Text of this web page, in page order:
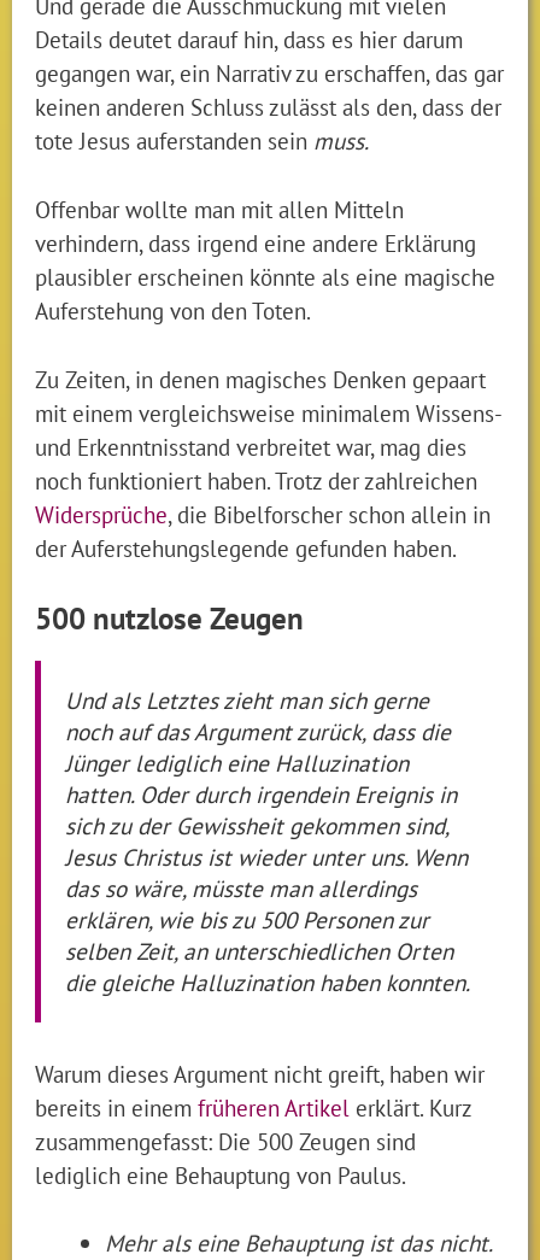
Details deutet darauf hin, dass es hier darum
gegangen war, ein Narrativ zu erschaffen, das gar
keinen anderen Schluss zulässt als den, dass der
tote Jesus auferstanden sein muss.
Offenbar wollte man mit allen Mitteln
verhindern, dass irgend eine andere Erklärung
plausibler erscheinen könnte als eine magische
Auferstehung von den Toten.
Zu Zeiten, in denen magisches Denken gepaart
mit einem vergleichsweise minimalem Wissens-
und Erkenntnisstand verbreitet war, mag dies
noch funktioniert haben. Trotz der zahlreichen
Widersprüche, die Bibelforscher schon allein in
der Auferstehungslegende gefunden haben.
500 nutzlose Zeugen
Und als Letztes zieht man sich gerne
noch auf das Argument zurück, dass die
Jünger lediglich eine Halluzination
hatten. Oder durch irgendein Ereignis in
sich zu der Gewissheit gekommen sind,
Jesus Christus ist wieder unter uns. Wenn
das so wäre, müsste man allerdings
erklären, wie bis zu 500 Personen zur
selben Zeit, an unterschiedlichen Orten
die gleiche Halluzination haben konnten.
Warum dieses Argument nicht greift, haben wir
bereits in einemfrüheren Artikel erklärt. Kurz
zusammengefasst: Die 500 Zeugen sind
lediglich eine Behauptung von Paulus.
Mehr als eine Behauptung ist das nicht.